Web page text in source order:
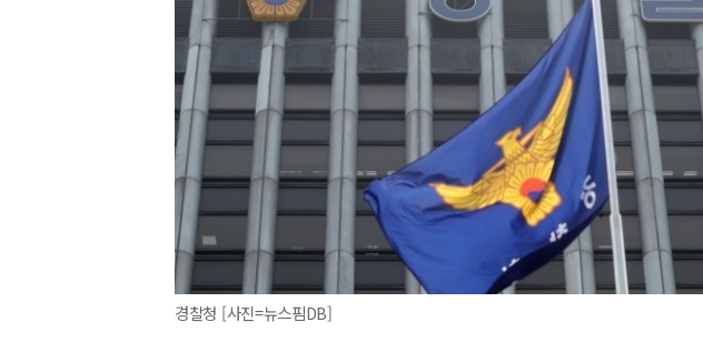
경찰청 [사진=뉴스핌DB]